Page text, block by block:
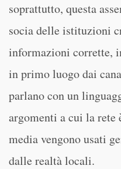
soprattutto, questa
socia delle istituzioni
informazioni corrette,
in primo luogo dai
parlano con un
argomenti a cui la rete
media vengono usati
dalle realtà locali.